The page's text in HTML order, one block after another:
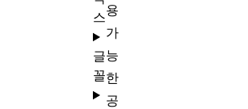
용
가
능
한
공
스
글
꼴